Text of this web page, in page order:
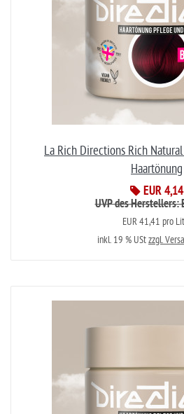
La Rich Directions Rich
Haartönung
EUR 4,14
UVP des Herstellers:
EUR 41,41 pro
inkl. 19 % UStzzgl.